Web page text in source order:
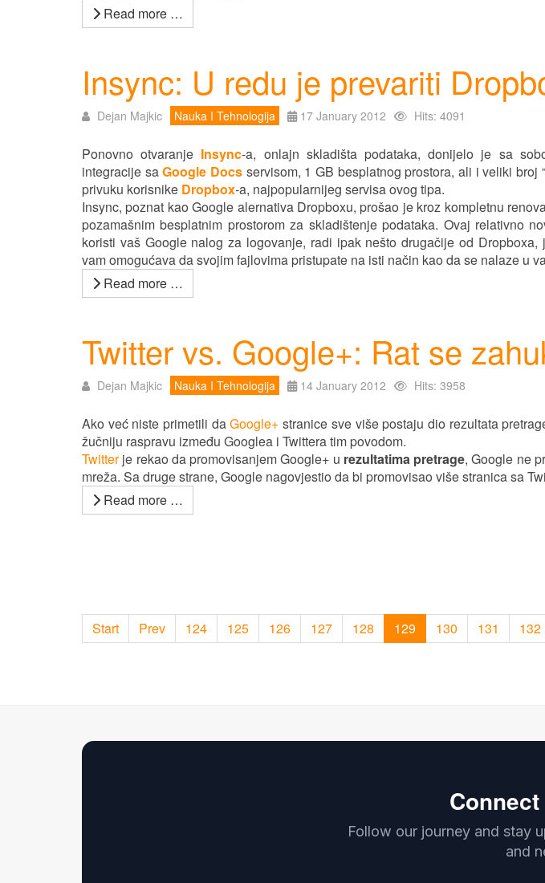
Read more …
Insync: U redu je prevariti
Dejan Majkic Nauka I Tehnologija 17 January 2012 Hits: 4091
Ponovno otvaranje Insync-a, onlajn skladišta podataka, donijelo je sa
integracije saGoogle Docs servisom, 1 GB besplatnog prostora, ali i veliki broj
privuku korisnike Dropbox-a, najpopularnijeg servisa ovog tipa.
Insync, poznat kao Google alernativa Dropboxu, prošao je kroz kompletnu
pozamašnim besplatnim prostorom za skladištenje podataka. Ovaj relativno
koristi vaš Google nalog za logovanje, radi ipak nešto drugačije od
vam omogućava da svojim fajlovima pristupate na isti način kao da se nalaze u
Read more …
Twitter vs. Google+: Rat se
Dejan Majkic Nauka I Tehnologija 14 January 2012 Hits: 3958
Ako već niste primetili daGoogle+ stranice sve više postaju dio rezultata
žučniju raspravu između Googlea i Twittera tim povodom.
Twitterje rekao da promovisanjem Google+ u rezultatima pretrage, Google ne
mreža. Sa druge strane, Google nagovjestio da bi promovisao više stranica sa
Read more …
Start Prev 124 125 126 127 128 129 130 131 132
Follow our journey and stay
and